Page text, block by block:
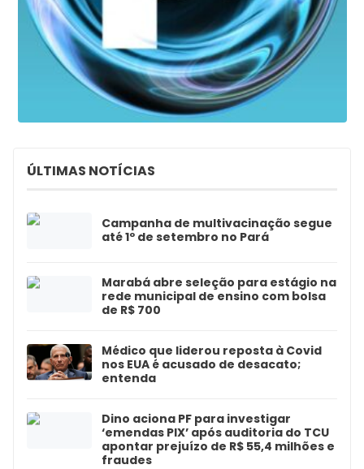
ÚLTIMAS NOTÍCIAS
Campanha de multivacinação segue
até 1º de setembro no Pará
Marabá abre seleção para estágio na
rede municipal de ensino com bolsa
de R$ 700
Médico que liderou reposta à Covid
nos EUA é acusado de desacato;
entenda
Dino aciona PF para investigar
‘emendas PIX’ após auditoria do TCU
apontar prejuízo de R$ 55,4 milhões e
fraudes